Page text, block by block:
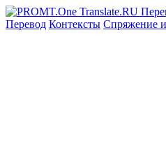
Перевод Контексты Спряжение